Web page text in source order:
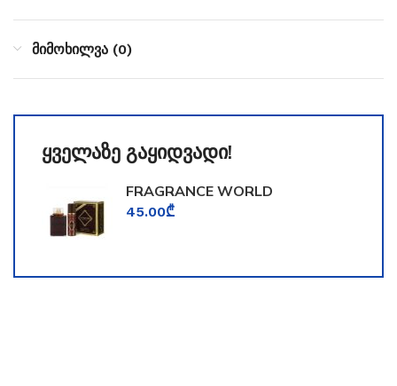
მიმოხილვა (0)
ყველაზე გაყიდვადი!
FRAGRANCE WORLD
TOOMFORD
45.00₾